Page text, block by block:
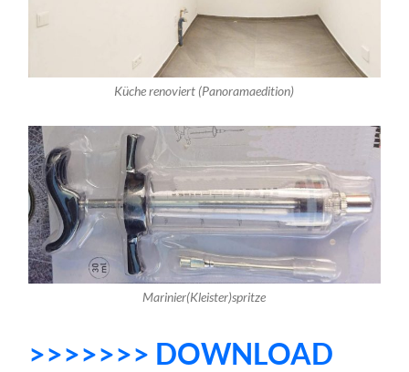
Küche renoviert (Panoramaedition)
Marinier(Kleister)spritze
>>>>>>> DOWNLOAD